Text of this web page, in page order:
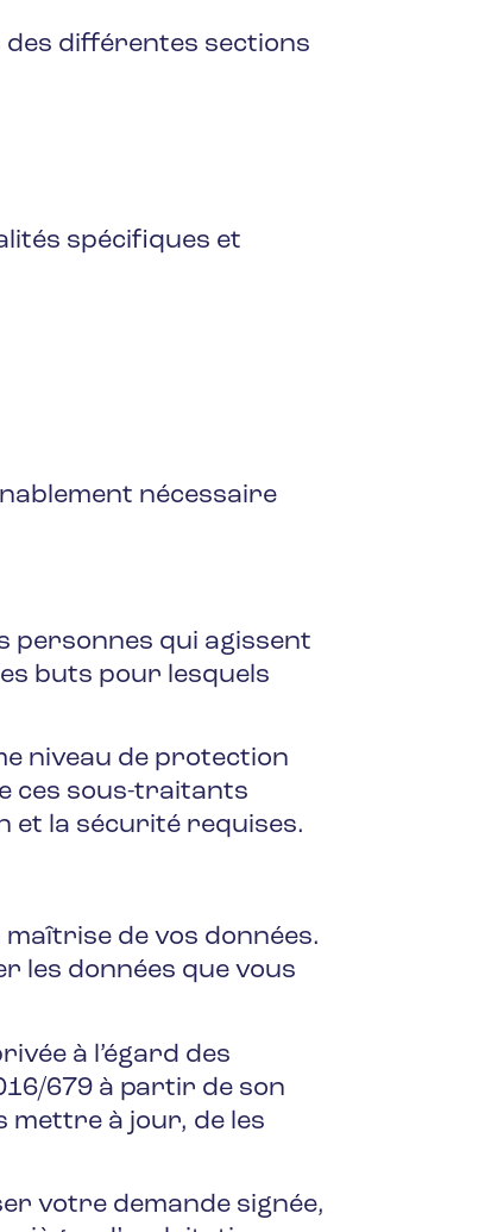
différentes sections
spécifiques et
nécessaire
personnes qui agissent
buts pour lesquels
niveau de protection
ces sous-traitants
et la sécurité requises.
de vos données.
les données que vous
à l’égard des
679 à partir de son
mettre à jour, de les
votre demande signée,